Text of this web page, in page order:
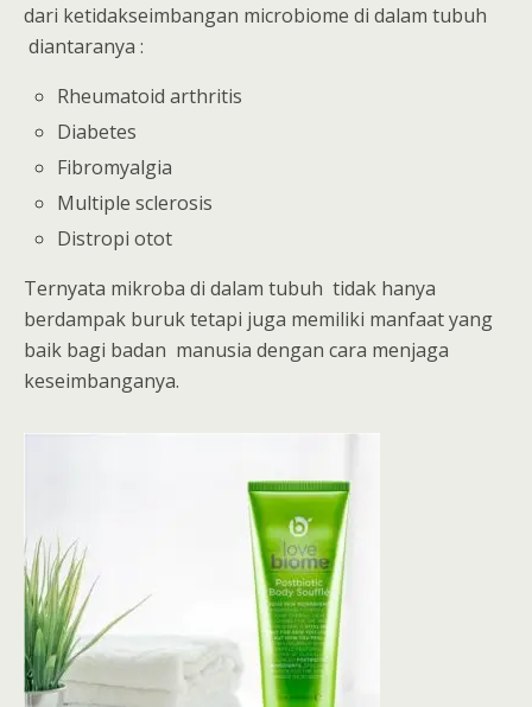
dari ketidakseimbangan microbiome di dalam tubuh
diantaranya :
Rheumatoid arthritis
Diabetes
Fibromyalgia
Multiple sclerosis
Distropi otot
Ternyata mikroba di dalam tubuh tidak hanya
berdampak buruk tetapi juga memiliki manfaat yang
baik bagi badan manusia dengan cara menjaga
keseimbanganya.